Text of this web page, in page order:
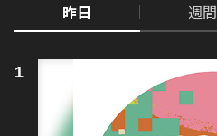
昨日 週間